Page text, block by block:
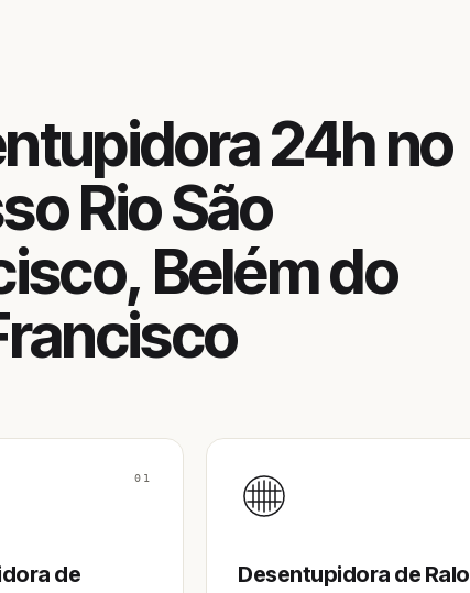
24h no
Rio São
Belém do
01
de
Desentupidora de Ralo